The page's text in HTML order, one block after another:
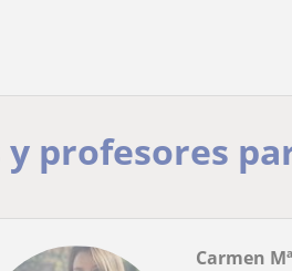
y profesores
Carmen Mª